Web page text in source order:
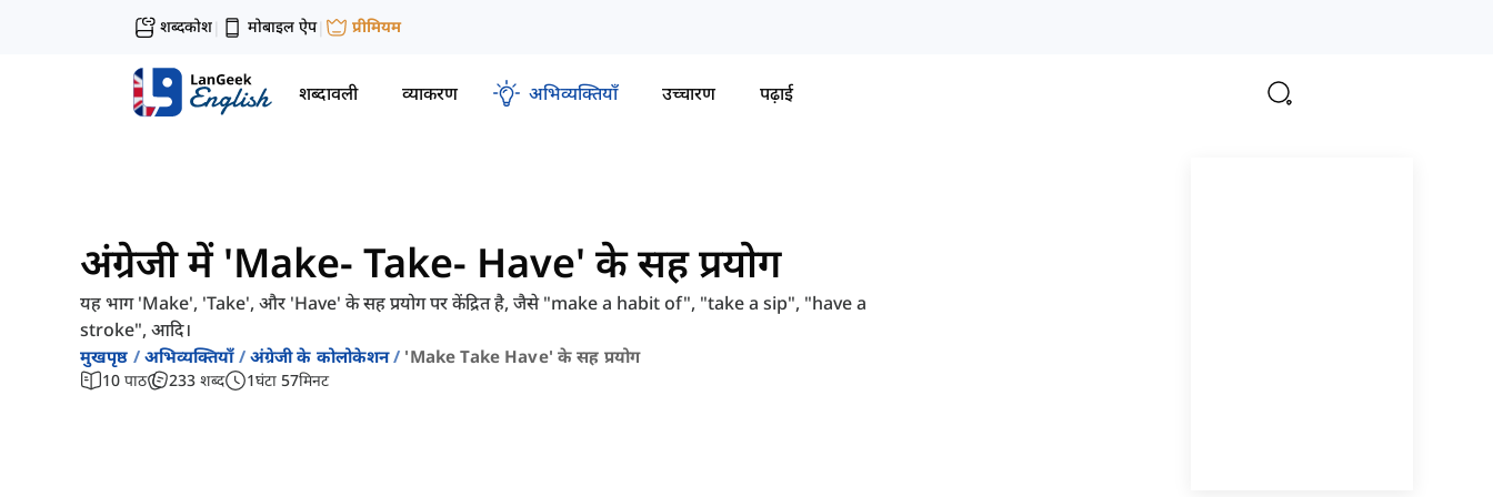
शब्दकोश| मोबाइल ऐप| प्रीमियम
शब्दावली व्याकरण अभिव्यक्तियाँ उच्चारण पढ़ाई
अंग्रेजी में 'Make- Take- Have' के सह प्रयोग
यह भाग 'Make', 'Take', और 'Have' के सह प्रयोग पर केंद्रित है, जैसे "make a habit of", "take a sip", "have a
stroke", आदि।
मुखपृष्ठ अभिव्यक्तियाँ अंग्रेजी के कोलोकेशन 'make Take Have' के सह प्रयोग
10 पाठ 233 शब्द 1घंटा 57मिनट